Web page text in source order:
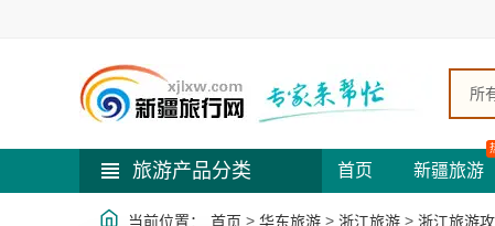
所
旅游产品分类 首页 新疆旅游
当前位置： 首页 > 华东旅游 > 浙江旅游 > 浙江旅游